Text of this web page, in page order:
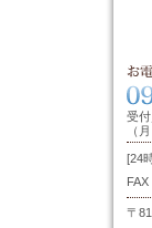
受
（
[24
〒